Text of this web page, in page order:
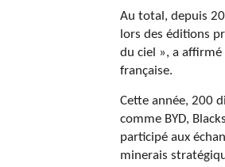
Au total, depuis
lors des éditions
du ciel », a
française.
Cette année, 200
comme BYD,
participé aux
minerais